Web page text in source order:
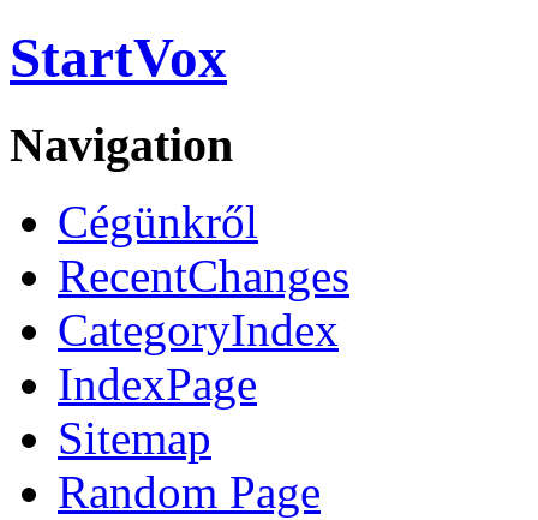
StartVox
Navigation
Cégünkről
RecentChanges
CategoryIndex
IndexPage
Sitemap
Random Page